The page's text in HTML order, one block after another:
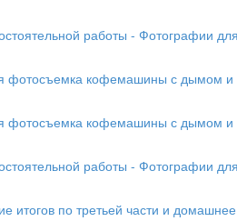
работы - Фотографии
фотосъемка кофемашины с дымом и
фотосъемка кофемашины с дымом и
работы - Фотографии
итогов по третьей части и